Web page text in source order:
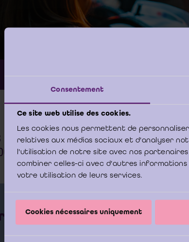
Consentement
Ce site web utilise des cookies.
Les cookies nous permettent de
relatives aux médias sociaux et d'analyser
l'utilisation de notre site avec nos
combiner celles-ci avec d'autres
votre utilisation de leurs services.
Cookies nécessaires uniquement
mai 2026 -
IBR/IRE -
19 Boulevard du